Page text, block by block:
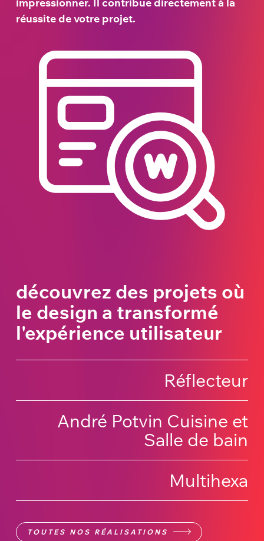
impressionner. Il contribue directement à la
réussite de votre projet.
découvrez des projets où
le design a transformé
l'expérience utilisateur
Réflecteur
André Potvin Cuisine et
Salle de bain
Multihexa
TOUTES NOS RÉALISATIONS